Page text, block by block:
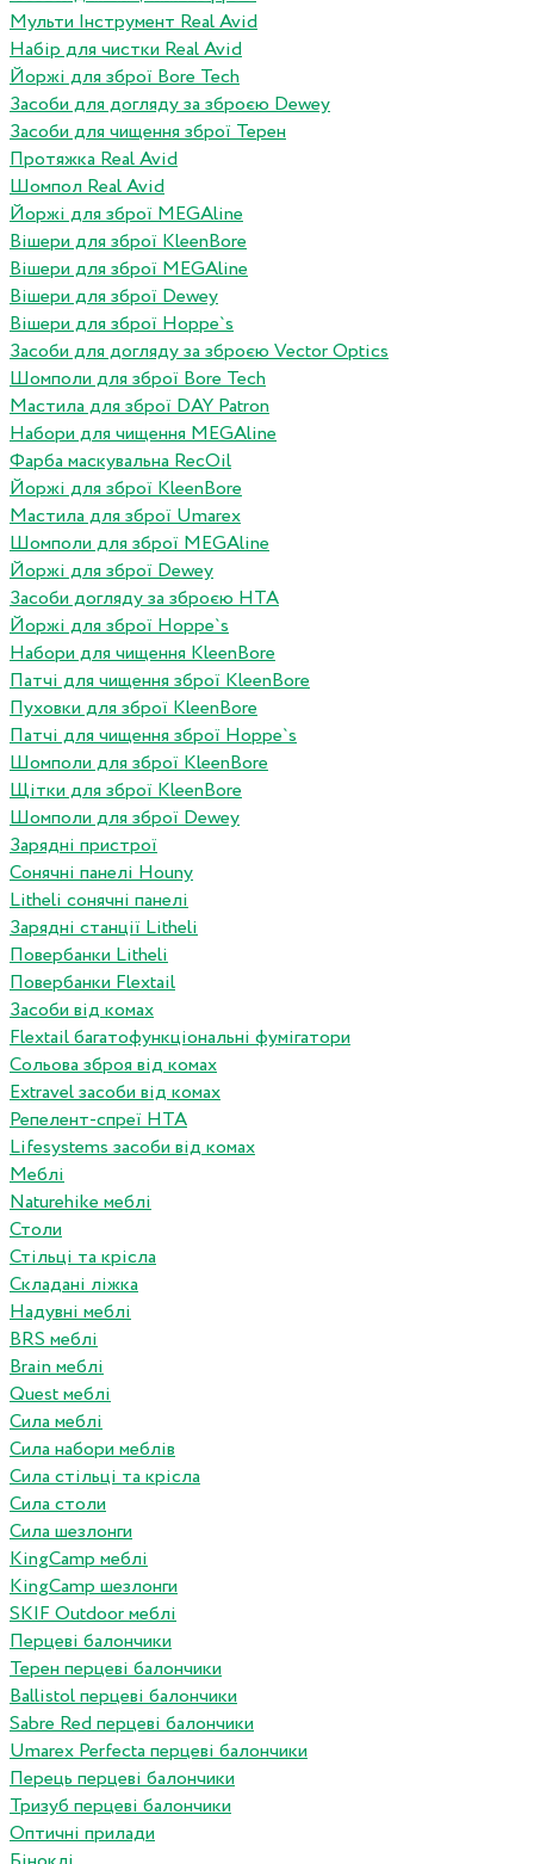
Мульти Інструмент Real Avid
Набір для чистки Real Avid
Йоржі для зброї Bore Tech
Засоби для догляду за зброєю Dewey
Засоби для чищення зброї Терен
Протяжка Real Avid
Шомпол Real Avid
Йоржі для зброї MEGAline
Вішери для зброї KleenBore
Вішери для зброї MEGAline
Вішери для зброї Dewey
Вішери для зброї Hoppe`s
Засоби для догляду за зброєю Vector Optics
Шомполи для зброї Bore Tech
Мастила для зброї DAY Patron
Набори для чищення MEGAline
Фарба маскувальна RecOil
Йоржі для зброї KleenBore
Мастила для зброї Umarex
Шомполи для зброї MEGAline
Йоржі для зброї Dewey
Засоби догляду за зброєю HTA
Йоржі для зброї Hoppe`s
Набори для чищення KleenBore
Патчі для чищення зброї KleenBore
Пуховки для зброї KleenBore
Патчі для чищення зброї Hoppe`s
Шомполи для зброї KleenBore
Щітки для зброї KleenBore
Шомполи для зброї Dewey
Зарядні пристрої
Сонячні панелі Houny
Litheli сонячні панелі
Зарядні станції Litheli
Повербанки Litheli
Повербанки Flextail
Засоби від комах
Flextail багатофункціональні фумігатори
Сольова зброя від комах
Extravel засоби від комах
Репелент-спреї HTA
Lifesystems засоби від комах
Меблі
Naturehike меблі
Столи
Стільці та крісла
Складані ліжка
Надувні меблі
BRS меблі
Brain меблі
Quest меблі
Сила меблі
Сила набори меблів
Сила стільці та крісла
Сила столи
Сила шезлонги
KingCamp меблі
KingCamp шезлонги
SKIF Outdoor меблі
Перцеві балончики
Терен перцеві балончики
Ballistol перцеві балончики
Sabre Red перцеві балончики
Umarex Perfecta перцеві балончики
Перець перцеві балончики
Тризуб перцеві балончики
Оптичні прилади